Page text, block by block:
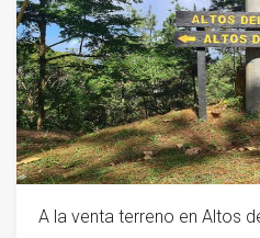
A la venta terreno en Altos